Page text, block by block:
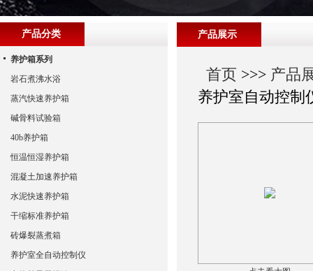
产品展示
首页 >>> 产品
养护室自动控制
产品分类
养护箱系列
岩石煮沸水浴
蒸汽快速养护箱
碱骨料试验箱
40b养护箱
恒温恒湿养护箱
混凝土加速养护箱
水泥快速养护箱
干缩标准养护箱
砖爆裂蒸煮箱
养护室全自动控制仪